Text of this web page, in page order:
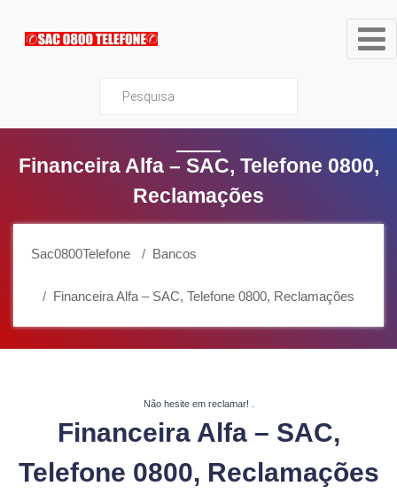
Sac0800Telefone
Financeira Alfa – SAC, Telefone 0800,
Reclamações
Sac0800Telefone Bancos
Financeira Alfa – SAC, Telefone 0800, Reclamações
Não hesite em reclamar!
Financeira Alfa – SAC,
Telefone 0800, Reclamações